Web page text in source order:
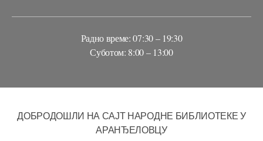
Радно време: 07:30 – 19:30
Суботом: 8:00 – 13:00
ДОБРОДОШЛИ НА САЈТ НАРОДНЕ БИБЛИОТЕКЕ У
АРАНЂЕЛОВЦУ